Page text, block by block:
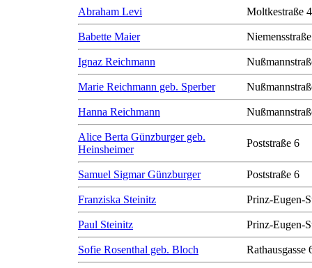
Abraham Levi Moltkestraße
Babette Maier
Ignaz Reichmann
Marie Reichmann geb. Sperber
Hanna Reichmann
Alice Berta Günzburger geb.
Heinsheimer
Poststraße 6
Samuel Sigmar Günzburger Poststraße 6
Franziska Steinitz Prinz-Eugen-
Paul Steinitz Prinz-Eugen-
Sofie Rosenthal geb. Bloch Rathausgasse